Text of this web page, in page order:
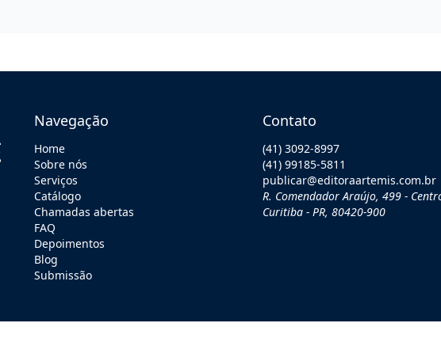
Navegação
Home
Sobre nós
Serviços
Catálogo
Chamadas abertas
FAQ
Depoimentos
Blog
Submissão
Contato
(41) 3092-8997
(41) 99185-5811
publicar@editoraartemis.com.br
R. Comendador Araújo, 499 -
Curitiba - PR, 80420-900